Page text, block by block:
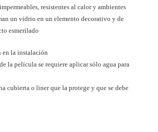
resistentes al calor y ambientes
un vidrio en un elemento decorativo y de
esmerilado
la instalación
la película se requiere aplicar sólo agua para
cubierta o liner que la protege y que se debe